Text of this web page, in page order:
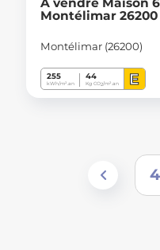
Montélimar 26200
Montélimar (26200)
255
kWh/m².an
44
Kg CO2/m².an E
4